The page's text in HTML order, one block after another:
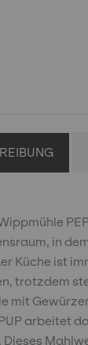
in
Küche ist
trotzdem
mit
arbeitet